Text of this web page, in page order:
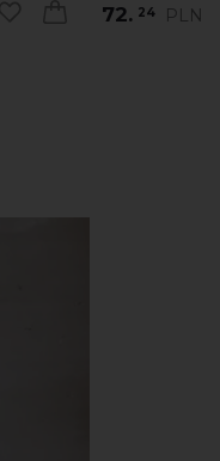
72. 24 PLN